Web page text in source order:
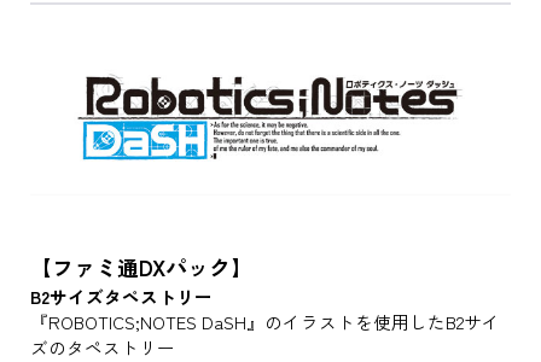
【ファミ通DXパック】
B2サイズタペストリー
『ROBOTICS;NOTES DaSH』のイラストを使用したB2サイ
ズのタペストリー